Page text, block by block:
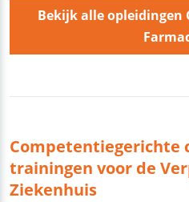
Bekijk alle opleidingen
Competentiegerichte
trainingen voor de
Ziekenhuis